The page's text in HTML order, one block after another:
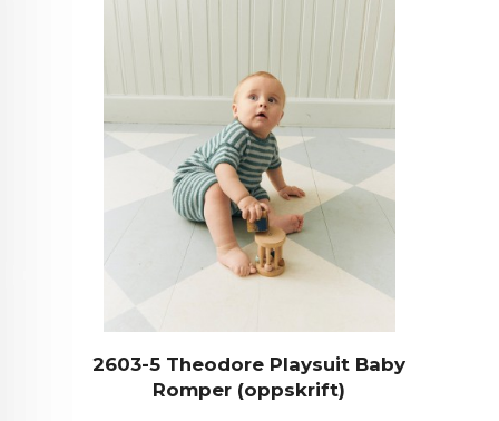
2603-5 Theodore Playsuit Baby
Romper (oppskrift)